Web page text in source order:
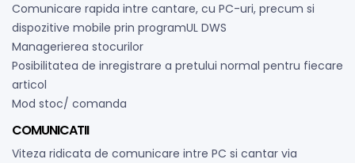
Comunicare rapida intre cantare, cu PC-uri, precum si
dispozitive mobile prin programUL DWS
Managerierea stocurilor
Posibilitatea de inregistrare a pretului normal pentru fiecare
articol
Mod stoc/ comanda
COMUNICATII
Viteza ridicata de comunicare intre PC si cantar via